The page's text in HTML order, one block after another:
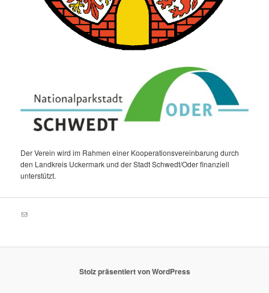
Der Verein wird im Rahmen einer Kooperationsvereinbarung durch
den Landkreis Uckermark und der Stadt Schwedt/Oder finanziell
unterstützt.
E-Mail
Stolz präsentiert von WordPress